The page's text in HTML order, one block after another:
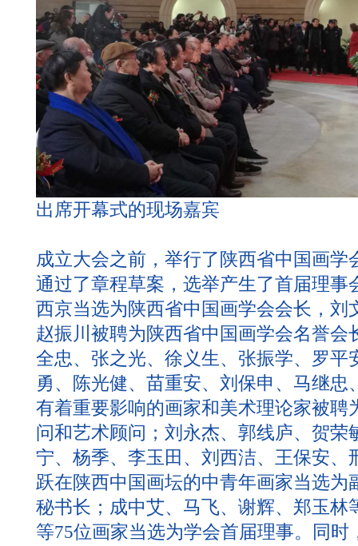
出席开幕式的现场嘉宾
成立大会之前，举行了陕西省中国画学
通过了章程草案，选举产生了首届理事
西京当选为陕西省中国画学会会长，刘
赵振川被聘为陕西省中国画学会名誉会
全忠、张之光、徐义生、张振学、罗平
勇、陈光健、苗重安、刘保申、马继忠
有着重要影响的画家和美术理论家被聘
问和艺术顾问；刘永杰、郭线庐、贺荣
宁、杨季、李玉田、刘西洁、王保安、
跃在陕西中国画坛的中青年画家当选为
秘书长；成中艾、马飞、谢辉、郑玉林
等75位画家当选为学会首届理事。同